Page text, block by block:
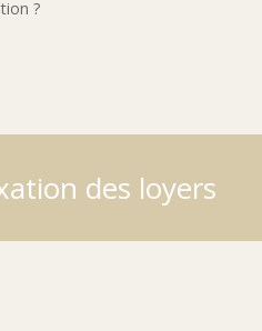
?
des loyers